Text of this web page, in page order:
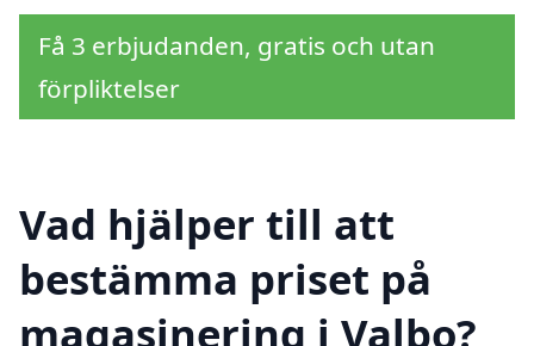
Få 3 erbjudanden, gratis och utan
förpliktelser
Vad hjälper till att
bestämma priset på
magasinering i Valbo?